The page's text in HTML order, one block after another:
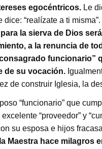
egocéntricos. Le
“realízate a ti
la sierva de Dios
a la renuncia de
funcionario”
de su vocación.
de construir Iglesia, la
“funcionario” que
“proveedor” y
su esposa e hijos
Maestra hace milagros